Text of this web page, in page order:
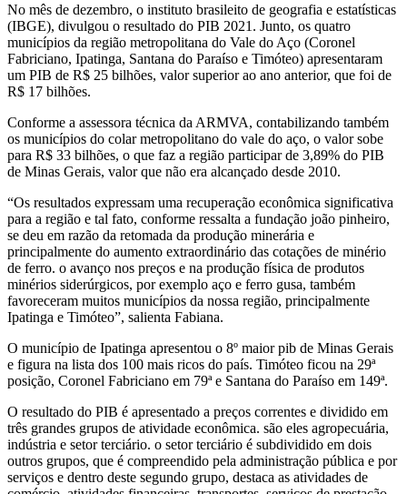
No mês de dezembro, o instituto brasileito de geografia e estatísticas
(IBGE), divulgou o resultado do PIB 2021. Junto, os quatro
municípios da região metropolitana do Vale do Aço (Coronel
Fabriciano, Ipatinga, Santana do Paraíso e Timóteo) apresentaram
um PIB de R$ 25 bilhões, valor superior ao ano anterior, que foi de
R$ 17 bilhões.
Conforme a assessora técnica da ARMVA, contabilizando também
os municípios do colar metropolitano do vale do aço, o valor sobe
para R$ 33 bilhões, o que faz a região participar de 3,89% do PIB
de Minas Gerais, valor que não era alcançado desde 2010.
“Os resultados expressam uma recuperação econômica significativa
para a região e tal fato, conforme ressalta a fundação joão pinheiro,
se deu em razão da retomada da produção minerária e
principalmente do aumento extraordinário das cotações de minério
de ferro. o avanço nos preços e na produção física de produtos
minérios siderúrgicos, por exemplo aço e ferro gusa, também
favoreceram muitos municípios da nossa região, principalmente
Ipatinga e Timóteo”, salienta Fabiana.
O município de Ipatinga apresentou o 8º maior pib de Minas Gerais
e figura na lista dos 100 mais ricos do país. Timóteo ficou na 29ª
posição, Coronel Fabriciano em 79ª e Santana do Paraíso em 149ª.
O resultado do PIB é apresentado a preços correntes e dividido em
três grandes grupos de atividade econômica. são eles agropecuária,
indústria e setor terciário. o setor terciário é subdividido em dois
outros grupos, que é compreendido pela administração pública e por
serviços e dentro deste segundo grupo, destaca as atividades de